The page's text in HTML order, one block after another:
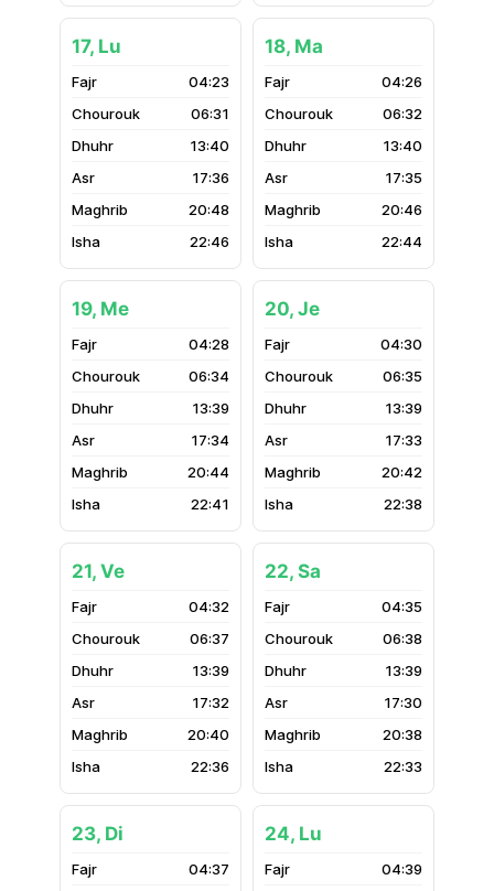
17, Lu
04:23
06:31
13:40
17:36
20:48
22:46
18, Ma
04:26
06:32
13:40
17:35
20:46
22:44
19, Me
04:28
06:34
13:39
17:34
20:44
22:41
20, Je
04:30
06:35
13:39
17:33
20:42
22:38
21, Ve
04:32
06:37
13:39
17:32
20:40
22:36
22, Sa
04:35
06:38
13:39
17:30
20:38
22:33
23, Di
04:37
24, Lu
04:39